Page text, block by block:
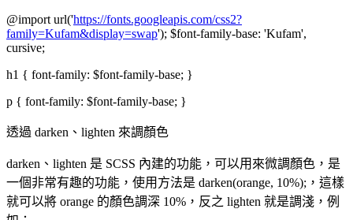
@import url('https://fonts.googleapis.com/css2?
family=Kufam&display=swap'); $font-family-base: 'Kufam',
cursive;
h1 { font-family: $font-family-base; }
p { font-family: $font-family-base; }
透過 darken、lighten 來調顏色
darken、lighten 是 SCSS 內建的功能，可以用來微調顏色，是
一個非常有趣的功能，使用方法是 darken(orange, 10%);，這樣
就可以將 orange 的顏色調深 10%，反之 lighten 就是調淺，例